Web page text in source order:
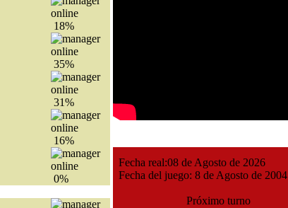
18%
35%
31%
16%
0%
Fecha real:08 de Agosto de 2026
Fecha del juego: 8 de Agosto de 2004
Próximo turno